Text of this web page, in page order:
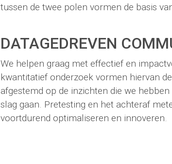
tussen de twee polen vormen de basis
DATAGEDREVEN
We helpen graag met effectief en
kwantitatief onderzoek vormen hiervan
afgestemd op de inzichten die we
slag gaan. Pretesting en het achteraf
voortdurend optimaliseren en innoveren.